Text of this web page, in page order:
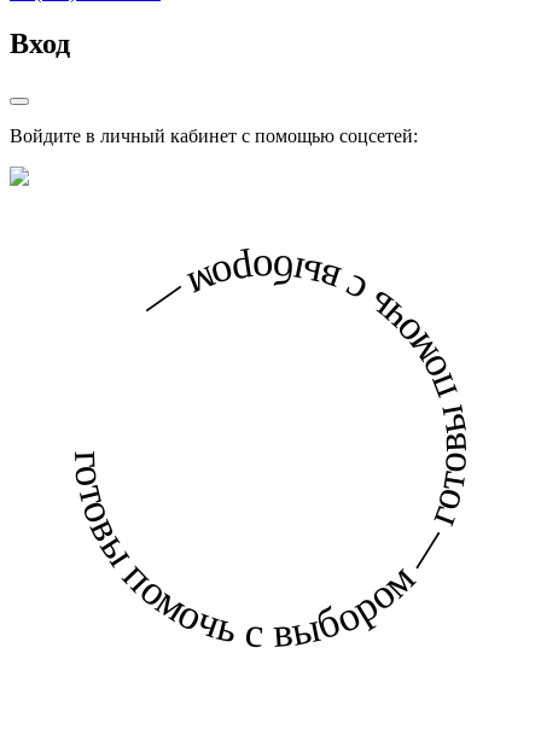
Вход
Войдите в личный кабинет с помощью соцсетей:
готовы помочь с выбором — готовы помочь с выбором —